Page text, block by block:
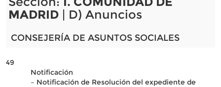
MADRID| D) Anuncios
CONSEJERÍA DE ASUNTOS SOCIALES
49
Notificación
– Notificación de Resolución del expediente de